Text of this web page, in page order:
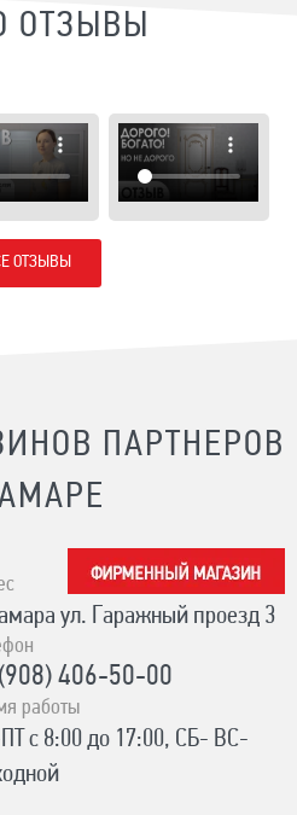
ОТЗЫВЫ
ОТЗЫВЫ
ПАРТНЕРОВ
ул. Гаражный проезд 3
406-50-00
работы
ПТ с 8:00 до 17:00, СБ- ВС-